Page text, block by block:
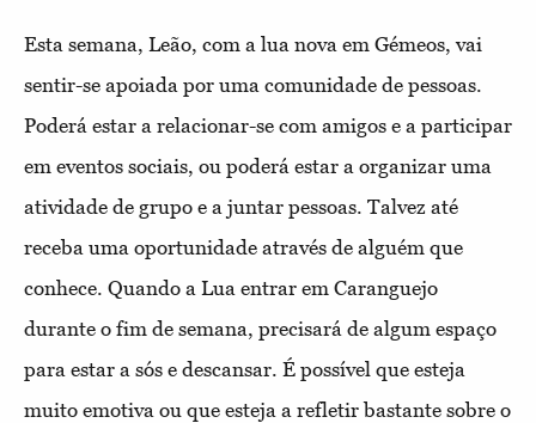
Esta semana, Leão, com a lua nova em Gémeos, vai
sentir-se apoiada por uma comunidade de pessoas.
Poderá estar a relacionar-se com amigos e a participar
em eventos sociais, ou poderá estar a organizar uma
atividade de grupo e a juntar pessoas. Talvez até
receba uma oportunidade através de alguém que
conhece. Quando a Lua entrar em Caranguejo
durante o fim de semana, precisará de algum espaço
para estar a sós e descansar. É possível que esteja
muito emotiva ou que esteja a refletir bastante sobre o